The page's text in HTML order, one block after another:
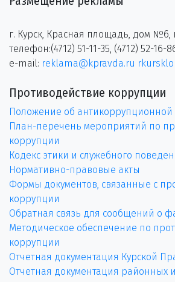
г. Курск, Красная площадь, дом №6,
телефон:(4712) 51-11-35, (4712) 52-16-
e-mail: reklama@kpravda.ru
Противодействие коррупции
Положение об антикоррупционной
План-перечень мероприятий по
коррупции
Кодекс этики и служебного
Нормативно-правовые акты
Формы документов, связанные с
коррупции
Обратная связь для сообщений о
Методическое обеспечение по
коррупции
Отчетная документация Курской
Отчетная документация районных